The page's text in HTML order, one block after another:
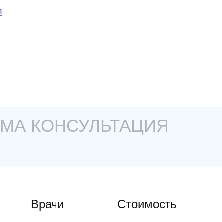
КОНСУЛЬТАЦИЯ
Врачи Стоимость